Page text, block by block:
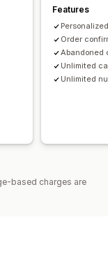
Features
Order
Abandoned
Unlimited
Unlimited
based charges are